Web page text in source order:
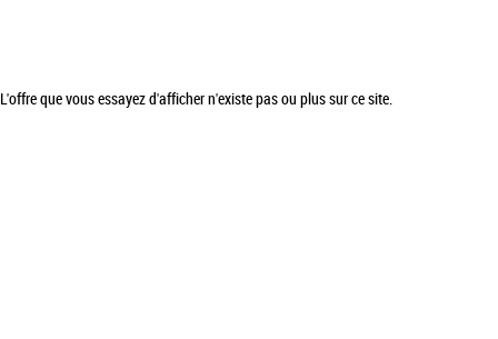
L'offre que vous essayez d'afficher n'existe pas ou plus sur ce site.